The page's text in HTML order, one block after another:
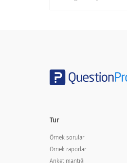
Tur
Örnek sorular
Örnek raporlar
Anket mantığı